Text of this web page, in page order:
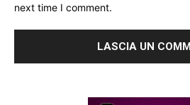
next time I comment.